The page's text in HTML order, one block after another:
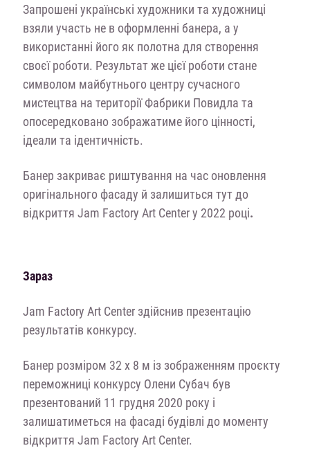
Запрошені українські художники та художниці
взяли участь не в оформленні банера, а у
використанні його як полотна для створення
своєї роботи. Результат же цієї роботи стане
символом майбутнього центру сучасного
мистецтва на території Фабрики Повидла та
опосередковано зображатиме його цінності,
ідеали та ідентичність.
Банер закриває риштування на час оновлення
оригінального фасаду й залишиться тут до
відкриття Jam Factory Art Center у 2022 році.
Зараз
Jam Factory Art Center здійснив презентацію
результатів конкурсу.
Банер розміром 32 х 8 м із зображенням проєкту
переможниці конкурсу Олени Субач був
презентований 11 грудня 2020 року і
залишатиметься на фасаді будівлі до моменту
відкриття Jam Factory Art Center.